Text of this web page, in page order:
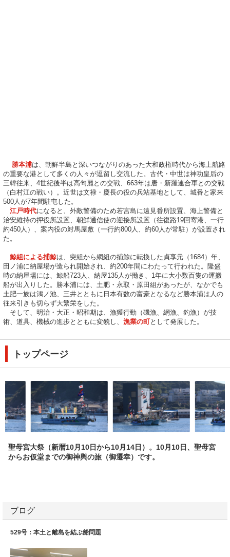
勝本浦は、朝鮮半島と深いつながりのあった大和政権時代から海上航路
の重要な港として多くの人々が逗留し交流した。古代・中世は神功皇后の
三韓往来、4世紀後半は高句麗との交戦、663年は唐・新羅連合軍との交戦
（白村江の戦い）。近世は文禄・慶長の役の兵站基地として、城番と家来
500人が7年間駐屯した。
江戸時代になると、外敵警備のため若宮島に遠見番所設置、海上警備と
治安維持の押役所設置、朝鮮通信使の迎接所設置（往復路19回寄港、一行
約450人）、案内役の対馬屋敷（一行約800人、約60人が常駐）が設置され
た。
鯨組による捕鯨は、突組から網組の捕鯨に転換した貞享元（1684）年、
田ノ浦に納屋場が造られ開始され、約200年間にわたって行われた。隆盛
時の納屋場には、鯨船723人、納屋135人が働き、1年に大小数百隻の運搬
船が出入りした。勝本浦には、土肥・永取・原田組があったが、なかでも
土肥一族は鴻ノ池、三井とともに日本有数の富豪となるなど勝本浦は人の
往来引きも切らず大繁栄をした。
そして、明治・大正・昭和期は、漁獲行動（磯漁、網漁、釣漁）が技
術、道具、機械の進歩とともに変貌し、漁業の町として発展した。
トップページ
聖母宮大祭（新暦10月10日から10月14日）。10月10日、聖母宮
からお仮堂までの御神輿の旅（御遷幸）です。
ブログ
529号：本土と離島を結ぶ船問題